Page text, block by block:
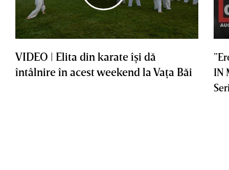
VIDEO | Elita din karate îşi dă
întâlnire în acest weekend la Vaţa Băi
IN